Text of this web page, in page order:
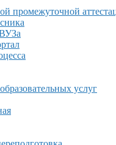
промежуточной
услуг